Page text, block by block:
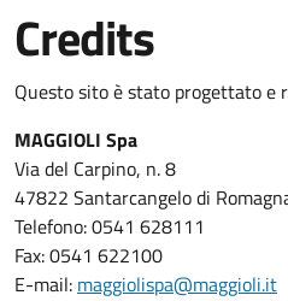
Credits
Questo sito è stato progettato e
MAGGIOLI Spa
Via del Carpino, n. 8
47822 Santarcangelo di
Telefono: 0541 628111
Fax: 0541 622100
E-mail: maggiolispa@maggioli.it